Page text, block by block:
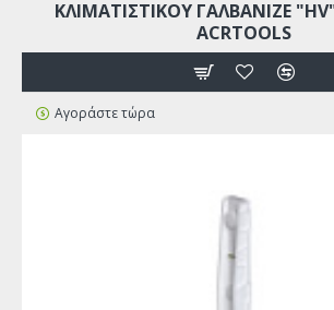
ΚΛΙΜΑΤΙΣΤΙΚΟΥ ΓΑΛΒΑΝΙΖΕ
ACRTOOLS
Αγοράστε τώρα